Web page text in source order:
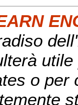
o per